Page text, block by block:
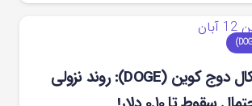
تحلیل تکنیکال دوج ‌کوین (DOGE): روند نزولی